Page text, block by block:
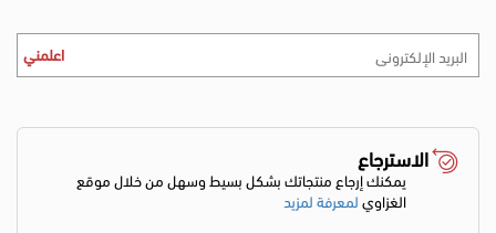
اعلمني
الاسترجاع
يمكنك إرجاع منتجاتك بشكل بسيط وسهل من خلال موقع
الغزاويلمعرفة لمزيد